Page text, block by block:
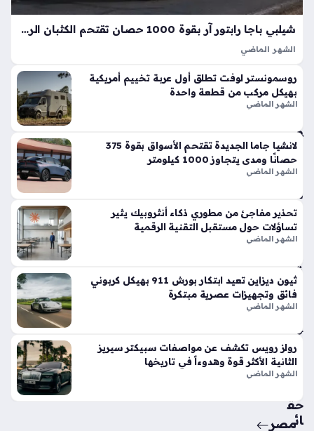
ة
الأك
اعت
دي
ة
فو
قاً
في
الأ
س
وا
ق
الح
ة
منذ
أسب
وع
واح
حق
ائ
شيلبي باجا رابتور آر بقوة 1000 حصان تقتحم الكثبان الرملية بأداء خارق
الشهر الماضي
المفرطة التي تكسر حواجز الأداء التقليدية في شاحنات البيك أب، إذ
ارتقت بهذه الفئة إلى مستويات غير مسبوقة بفضل تعديلات…
روسمونستر لوفت تطلق أول عربة تخييم أمريكية
بهيكل مركب من قطعة واحدة
الشهر الماضي
لانشيا جاما الجديدة تقتحم الأسواق بقوة 375
حصانًا ومدى يتجاوز 1000 كيلومتر
الشهر الماضي
تحذير مفاجئ من مطوري ذكاء أنثروبيك يثير
تساؤلات حول مستقبل التقنية الرقمية
الشهر الماضي
ثيون ديزاين تعيد ابتكار بورش 911 بهيكل كربوني
فائق وتجهيزات عصرية مبتكرة
الشهر الماضي
رولز رويس تكشف عن مواصفات سبيكتر سيريز
الثانية الأكثر قوة وهدوءاً في تاريخها
الشهر الماضي
مصر